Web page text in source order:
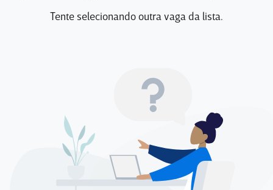
Tente selecionando outra vaga da lista.